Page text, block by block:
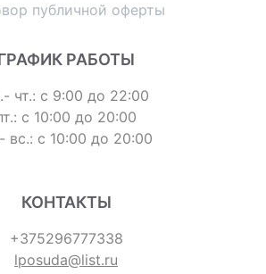
публичной оферты
РАБОТЫ
чт.: с 9:00 до 22:00
с 10:00 до 20:00
вс.: с 10:00 до 20:00
КОНТАКТЫ
+375296777338
lposuda@list.ru